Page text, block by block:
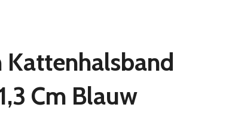
Kattenhalsband
Cm Blauw